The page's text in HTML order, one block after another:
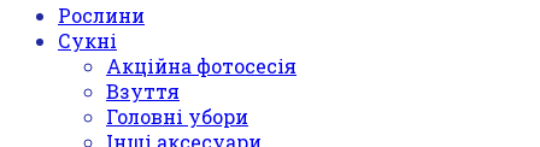
Рослини
Сукні
Акційна фотосесія
Взуття
Головні убори
Інші аксесуари